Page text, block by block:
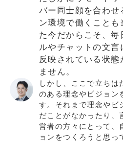
バー同士顔を合わせ
ン環境で働くことも
た今だからこそ、
ルやチャットの文
反映されている状
ません。
しかし、ここで立ちは
のある理念やビジョン
す。それまで理念やビ
だことがなかったり、
営者の方々にとって、
ョンをつくろうと思っ